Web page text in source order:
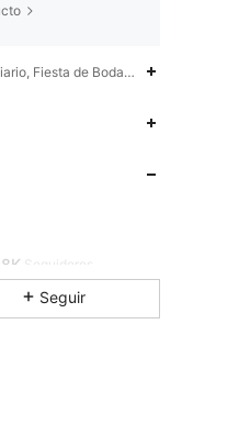
Fiesta de Bodas, Ramadan
Seguir